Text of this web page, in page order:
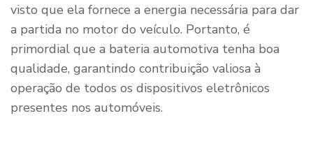
visto que ela fornece a energia necessária para dar
a partida no motor do veículo. Portanto, é
primordial que a bateria automotiva tenha boa
qualidade, garantindo contribuição valiosa à
operação de todos os dispositivos eletrônicos
presentes nos automóveis.